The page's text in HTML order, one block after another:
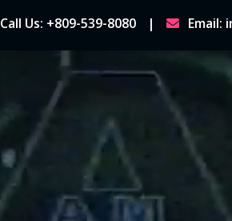
Call Us: +809-539-8080 Email: